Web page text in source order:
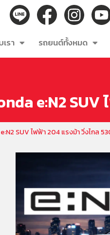
รา รถยนต์ทั้งหมด
e:N2 SUV
SUV ไฟฟ้า 204 แรงม้า วิ่งไกล